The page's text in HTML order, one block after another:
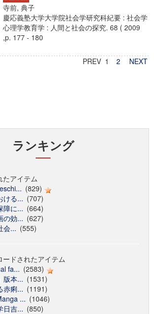
寺前, 典子
慶応義塾大学大学院社会学研究科紀要 : 社会学
心理学教育学 : 人間と社会の探究. 68 ( 2009
,p. 177 - 180
PREV 1 2 NEXT
ランキング
たアイテム
(829)
ける... (707)
障に... (664)
の効... (627)
会... (555)
ドされたアイテム
fa... (2583)
版本... (1531)
赤痢... (1191)
... (1046)
日吉... (850)